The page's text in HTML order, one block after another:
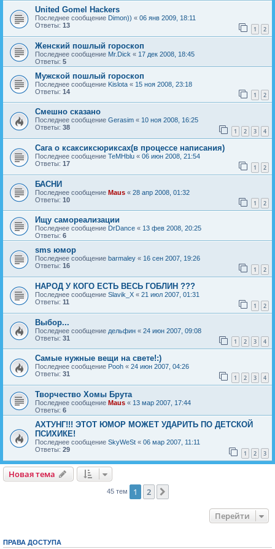
United Gomel Hackers
Последнее сообщение Dimon)) « 06 янв 2009, 18:11
Ответы: 13 1 2
Женский пошлый гороскоп
Последнее сообщение Mr.Dick « 17 дек 2008, 18:45
Ответы: 5
Мужской пошлый гороскоп
Последнее сообщение Kislota « 15 ноя 2008, 23:18
Ответы: 14 1 2
Смешно сказано
Последнее сообщение Gerasim « 10 ноя 2008, 16:25
Ответы: 38 1 2 3 4
Сага о ксаксиксюриксах(в процессе написания)
Последнее сообщение TeMHblu « 06 июн 2008, 21:54
Ответы: 17 1 2
БАСНИ
Последнее сообщение Maus « 28 апр 2008, 01:32
Ответы: 10 1 2
Ищу самореализации
Последнее сообщение DrDance « 13 фев 2008, 20:25
Ответы: 6
sms юмор
Последнее сообщение barmaley « 16 сен 2007, 19:26
Ответы: 16 1 2
НАРОД У КОГО ЕСТЬ ВЕСЬ ГОБЛИН ???
Последнее сообщение Slavik_X « 21 июл 2007, 01:31
Ответы: 11 1 2
Выбор...
Последнее сообщение дельфин « 24 июн 2007, 09:08
Ответы: 31 1 2 3 4
Самые нужные вещи на свете!:)
Последнее сообщение Pooh « 24 июн 2007, 04:26
Ответы: 31 1 2 3 4
Творчество Хомы Брута
Последнее сообщение Maus « 13 мар 2007, 17:44
Ответы: 6
АХТУНГ!!! ЭТОТ ЮМОР МОЖЕТ УДАРИТЬ ПО ДЕТСКОЙ
ПСИХИКЕ!
Последнее сообщение SkyWeSt « 06 мар 2007, 11:11
Ответы: 29 1 2 3
Новая тема
Новаятема
45 тем 1 2
Перейти
ПРАВА ДОСТУПА